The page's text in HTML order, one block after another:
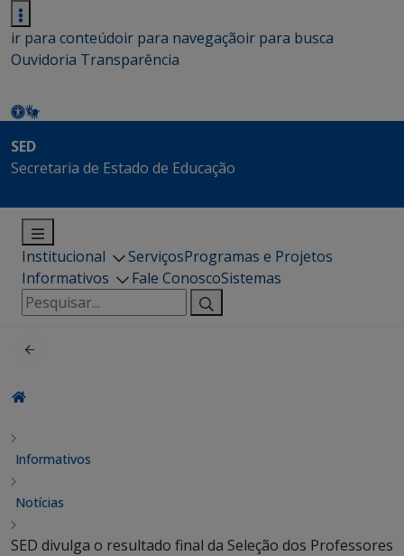
ir para conteúdoir para navegaçãoir para busca
Ouvidoria Transparência
SED
Secretaria de Estado de Educação
Institucional ServiçosProgramas e Projetos
Informativos
Fale ConoscoSistemas
Pesquisar
por:
Informativos
Notícias
SED divulga o resultado final da Seleção dos Professores